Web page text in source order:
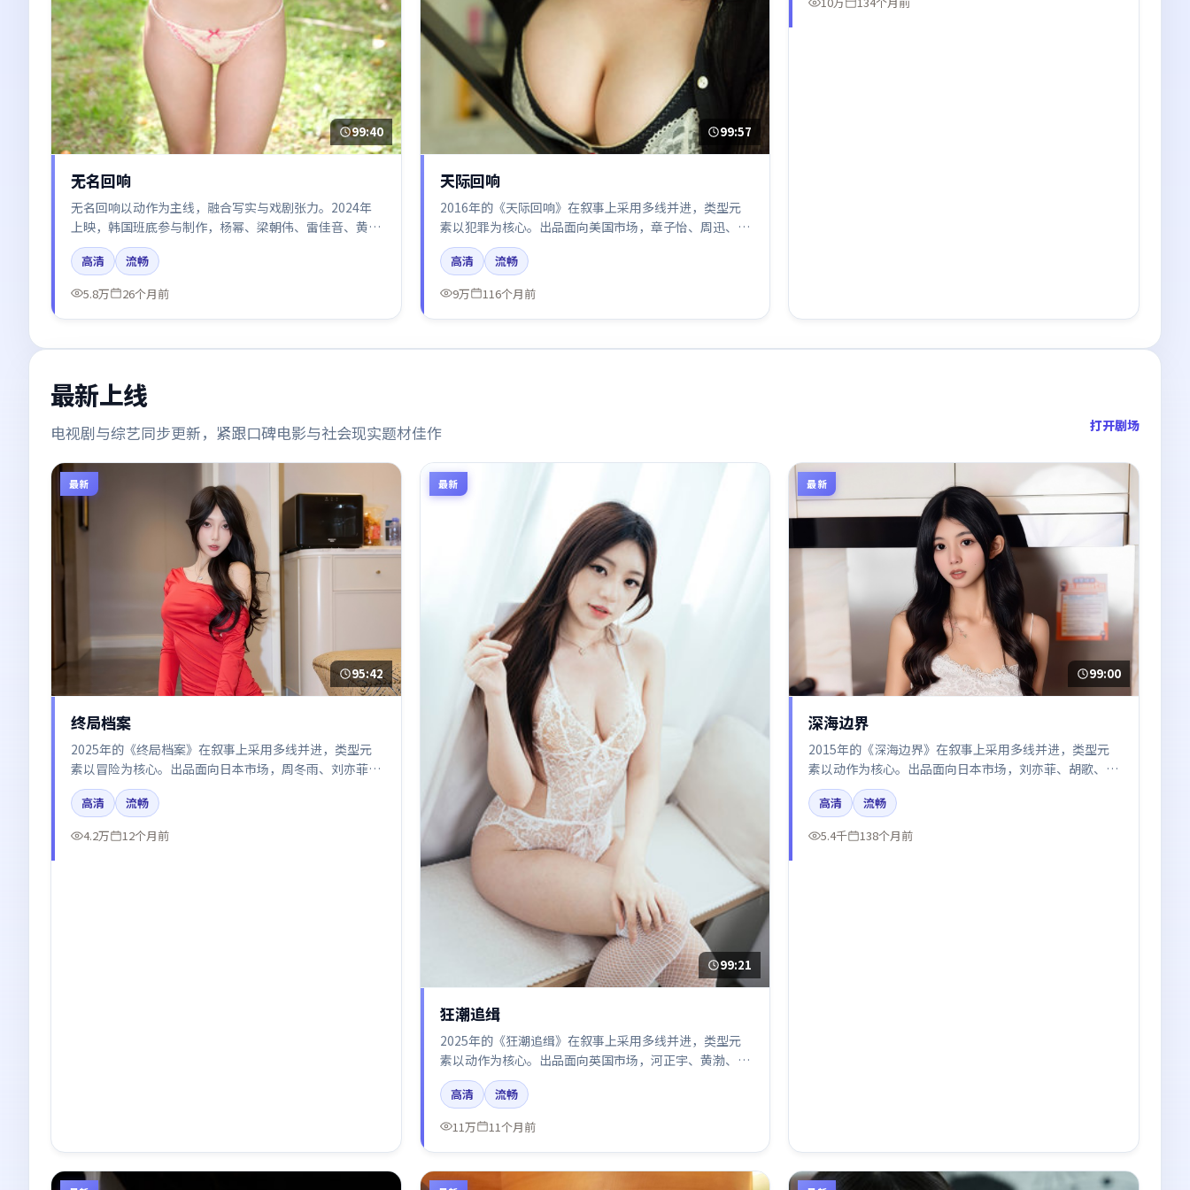
99:40
无名回响
无名回响以动作为主线，融合写实与戏剧张力。2024年
上映，韩国班底参与制作，杨幂、梁朝伟、雷佳音、黄
渤、胡歌在片中呈现细腻表演，影像风格统一，配乐与剪
辑强化了情绪曲线。
高清
流畅
5.8万
26个月前
99:57
天际回响
2016年的《天际回响》在叙事上采用多线并进，类型元
素以犯罪为核心。出品面向美国市场，章子怡、周迅、刘
亦菲、梁朝伟所饰角色推动关键反转，结尾留白引发讨
论。
高清
流畅
9万
116个月前
最新上线
电视剧与综艺同步更新，紧跟口碑电影与社会现实题材佳作 打开剧场
最新
95:42
终局档案
2025年的《终局档案》在叙事上采用多线并进，类型元
素以冒险为核心。出品面向日本市场，周冬雨、刘亦菲、
木村拓哉、段奕宏所饰角色推动关键反转，结尾留白引发
讨论。
高清
流畅
4.2万
12个月前
最新
99:21
狂潮追缉
2025年的《狂潮追缉》在叙事上采用多线并进，类型元
素以动作为核心。出品面向英国市场，河正宇、黄渤、章
子怡所饰角色推动关键反转，结尾留白引发讨论。
高清
流畅
11万
11个月前
最新
99:00
深海边界
2015年的《深海边界》在叙事上采用多线并进，类型元
素以动作为核心。出品面向日本市场，刘亦菲、胡歌、沈
腾所饰角色推动关键反转，结尾留白引发讨论。
高清
流畅
5.4千
138个月前